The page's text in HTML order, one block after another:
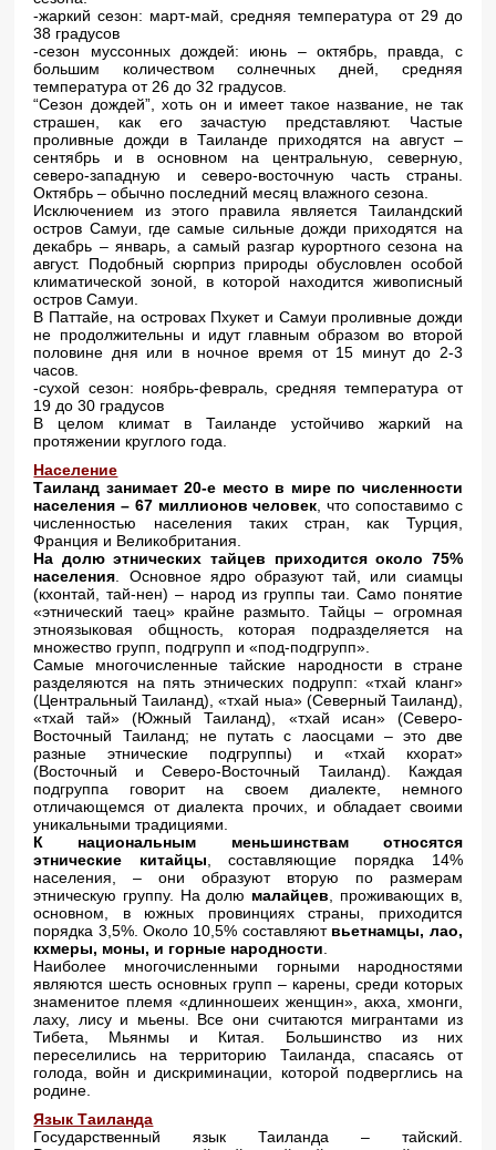
-жаркий сезон: март-май, средняя температура от 29 до
38 градусов
-сезон муссонных дождей: июнь – октябрь, правда, с
большим количеством солнечных дней, средняя
температура от 26 до 32 градусов.
“Сезон дождей”, хоть он и имеет такое название, не так
страшен, как его зачастую представляют. Частые
проливные дожди в Таиланде приходятся на август –
сентябрь и в основном на центральную, северную,
северо-западную и северо-восточную часть страны.
Октябрь – обычно последний месяц влажного сезона.
Исключением из этого правила является Таиландский
остров Самуи, где самые сильные дожди приходятся на
декабрь – январь, а самый разгар курортного сезона на
август. Подобный сюрприз природы обусловлен особой
климатической зоной, в которой находится живописный
остров Самуи.
В Паттайе, на островах Пхукет и Самуи проливные дожди
не продолжительны и идут главным образом во второй
половине дня или в ночное время от 15 минут до 2-3
часов.
-сухой сезон: ноябрь-февраль, средняя температура от
19 до 30 градусов
В целом климат в Таиланде устойчиво жаркий на
протяжении круглого года.
Население
Таиланд занимает 20-е место в мире по численности
населения – 67 миллионов человек , что сопоставимо с
численностью населения таких стран, как Турция,
Франция и Великобритания.
На долю этнических тайцев приходится около 75%
населения . Основное ядро образуют тай, или сиамцы
(кхонтай, тай-нен) – народ из группы таи. Само понятие
«этнический таец» крайне размыто. Тайцы – огромная
этноязыковая общность, которая подразделяется на
множество групп, подгрупп и «под-подгрупп».
Самые многочисленные тайские народности в стране
разделяются на пять этнических подрупп: «тхай кланг»
(Центральный Таиланд), «тхай ныа» (Северный Таиланд),
«тхай тай» (Южный Таиланд), «тхай исан» (Северо-
Восточный Таиланд; не путать с лаосцами – это две
разные этнические подгруппы) и «тхай кхорат»
(Восточный и Северо-Восточный Таиланд). Каждая
подгруппа говорит на своем диалекте, немного
отличающемся от диалекта прочих, и обладает своими
уникальными традициями.
К национальным меньшинствам относятся
этнические китайцы , составляющие порядка 14%
населения, – они образуют вторую по размерам
этническую группу. На долю малайцев , проживающих в,
основном, в южных провинциях страны, приходится
порядка 3,5%. Около 10,5% составляют вьетнамцы, лао,
кхмеры, моны, и горные народности
Наиболее многочисленными горными народностями
являются шесть основных групп – карены, среди которых
знаменитое племя «длинношеих женщин», акха, хмонги,
лаху, лису и мьены. Все они считаются мигрантами из
Тибета, Мьянмы и Китая. Большинство из них
переселились на территорию Таиланда, спасаясь от
голода, войн и дискриминации, которой подверглись на
родине.
Язык Таиланда
Государственный язык Таиланда – тайский.